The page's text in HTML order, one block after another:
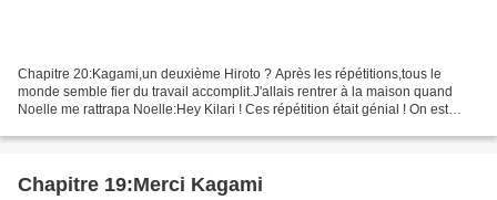
Chapitre 20:Kagami,un deuxième Hiroto ? Après les répétitions,tous le
monde semble fier du travail accomplit.J'allais rentrer à la maison quand
Noelle me rattrapa Noelle:Hey Kilari ! Ces répétition était génial ! On est
Chapitre 19:Merci Kagami